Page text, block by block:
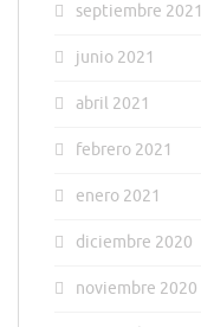
septiembre 2021
junio 2021
abril 2021
febrero 2021
enero 2021
diciembre 2020
noviembre 2020